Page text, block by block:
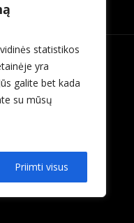
statistikos
yra
galite bet kada
su mūsų
Priimti visus